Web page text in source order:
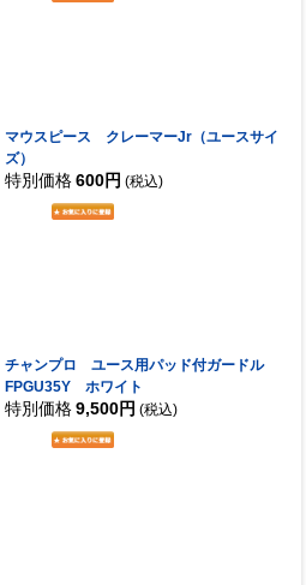
マウスピース クレーマーJr（ユースサイ
ズ）
特別価格 600円 (税込)
チャンプロ ユース用パッド付ガードル
FPGU35Y ホワイト
特別価格 9,500円 (税込)